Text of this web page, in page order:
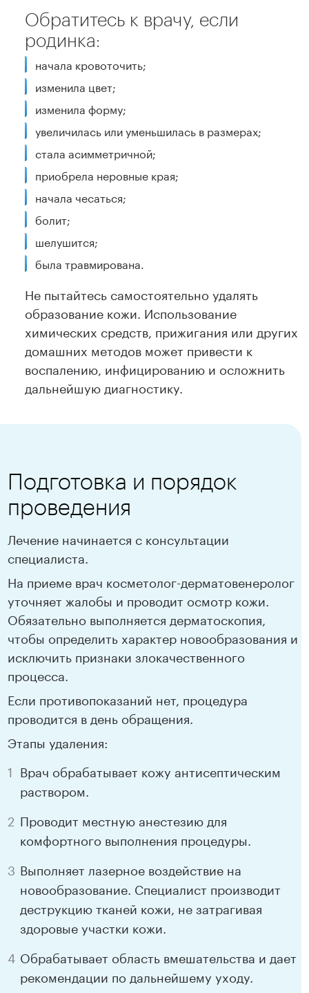
Обратитесь к врачу, если
родинка:
начала кровоточить;
изменила цвет;
изменила форму;
увеличилась или уменьшилась в размерах;
стала асимметричной;
приобрела неровные края;
начала чесаться;
болит;
шелушится;
была травмирована.
Не пытайтесь самостоятельно удалять
образование кожи. Использование
химических средств, прижигания или других
домашних методов может привести к
воспалению, инфицированию и осложнить
дальнейшую диагностику.
Подготовка и порядок
проведения
Лечение начинается с консультации
специалиста.
На приеме врач косметолог-дерматовенеролог
уточняет жалобы и проводит осмотр кожи.
Обязательно выполняется дерматоскопия,
чтобы определить характер новообразования и
исключить признаки злокачественного
процесса.
Если противопоказаний нет, процедура
проводится в день обращения.
Этапы удаления:
Врач обрабатывает кожу антисептическим
раствором.
Проводит местную анестезию для
комфортного выполнения процедуры.
Выполняет лазерное воздействие на
новообразование. Специалист производит
деструкцию тканей кожи, не затрагивая
здоровые участки кожи.
Обрабатывает область вмешательства и дает
рекомендации по дальнейшему уходу.